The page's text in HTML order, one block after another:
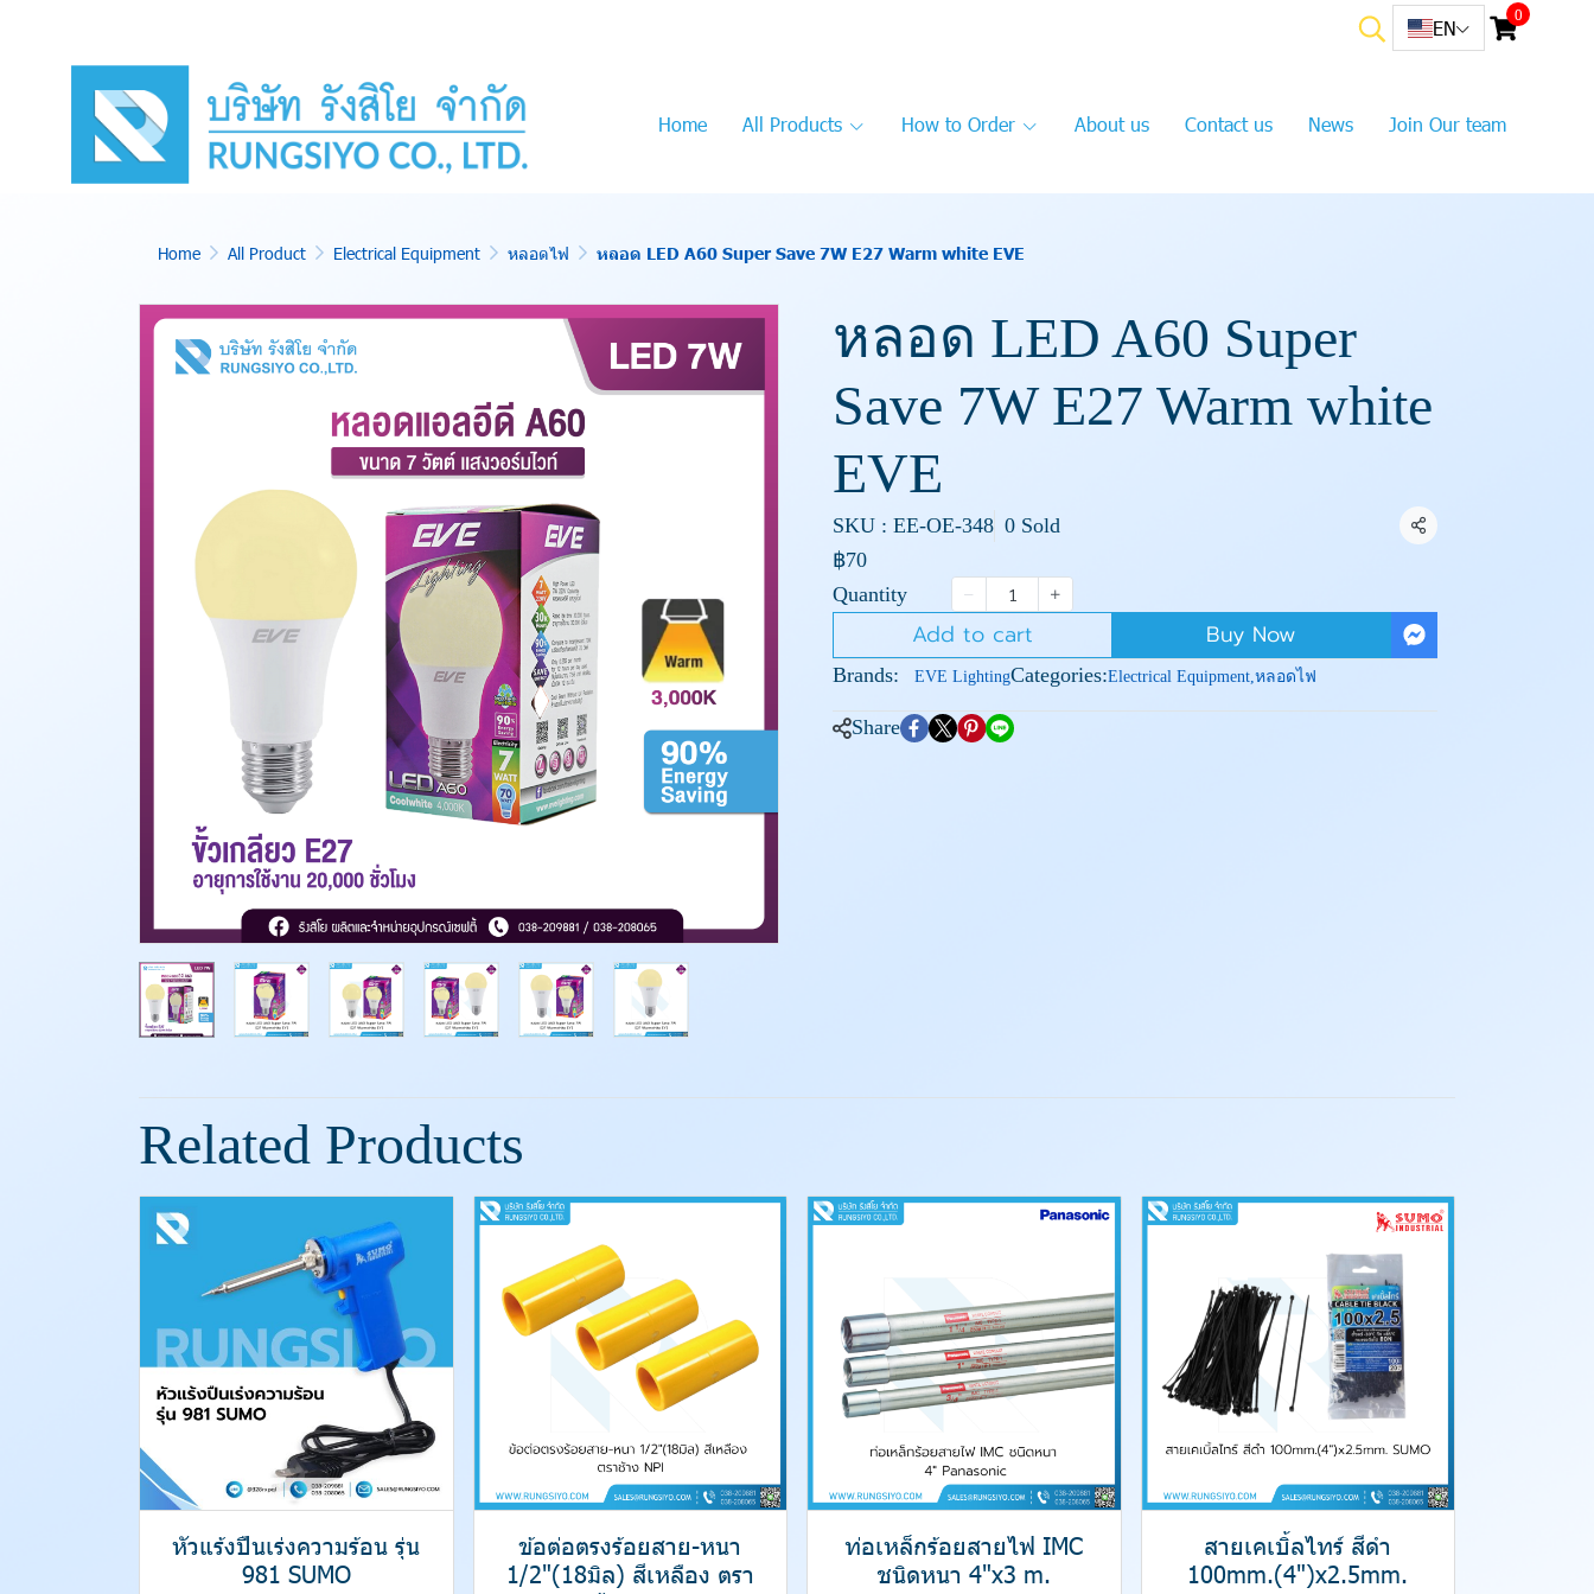
EN
0
Home All Products How to Order About us Contact us News Join Our team
Home All Product Electrical Equipment หลอดไฟ หลอด LED A60 Super Save 7W E27 Warm white EVE
หลอด LED A60 Super
Save 7W E27 Warm white
EVE
SKU : EE-OE-348 0 Sold Share
฿70
Quantity
Add to cart Buy Now
Brands: EVE LightingCategories:Electrical Equipment,หลอดไฟ
Share
Related Products
หัวแร้งปืนเร่งความร้อน รุ่น
981 SUMO
ข้อต่อตรงร้อยสาย-หนา
1/2"(18มิล) สีเหลือง ตรา
ท่อเหล็กร้อยสายไฟ IMC
ชนิดหนา 4"x3 m.
สายเคเบิ้ลไทร์ สีดำ
100mm.(4")x2.5mm.